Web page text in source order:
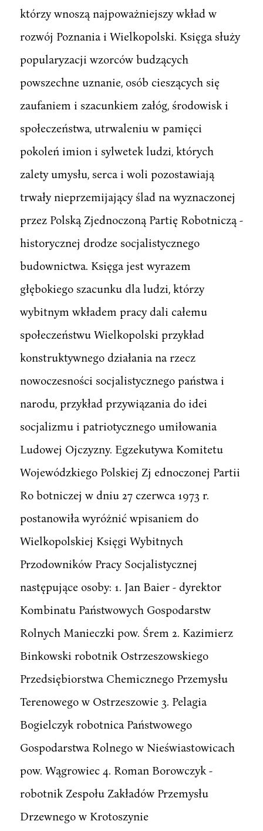
którzy wnoszą najpoważniejszy wkład w
rozwój Poznania i Wielkopolski. Księga służy
popularyzacji wzorców budzących
powszechne uznanie, osób cieszących się
zaufaniem i szacunkiem załóg, środowisk i
społeczeństwa, utrwaleniu w pamięci
pokoleń imion i sylwetek ludzi, których
zalety umysłu, serca i woli pozostawiają
trwały nieprzemijający ślad na wyznaczonej
przez Polską Zjednoczoną Partię Robotniczą -
historycznej drodze socjalistycznego
budownictwa. Księga jest wyrazem
głębokiego szacunku dla ludzi, którzy
wybitnym wkładem pracy dali całemu
społeczeństwu Wielkopolski przykład
konstruktywnego działania na rzecz
nowoczesności socjalistycznego państwa i
narodu, przykład przywiązania do idei
socjalizmu i patriotycznego umiłowania
Ludowej Ojczyzny. Egzekutywa Komitetu
Wojewódzkiego Polskiej Zj ednoczonej Partii
Ro botniczej w dniu 27 czerwca 1973 r.
postanowiła wyróżnić wpisaniem do
Wielkopolskiej Księgi Wybitnych
Przodowników Pracy Socjalistycznej
następujące osoby: 1. Jan Baier - dyrektor
Kombinatu Państwowych Gospodarstw
Rolnych Manieczki pow. Śrem 2. Kazimierz
Binkowski robotnik Ostrzeszowskiego
Przedsiębiorstwa Chemicznego Przemysłu
Terenowego w Ostrzeszowie 3. Pelagia
Bogielczyk robotnica Państwowego
Gospodarstwa Rolnego w Nieświastowicach
pow. Wągrowiec 4. Roman Borowczyk -
robotnik Zespołu Zakładów Przemysłu
Drzewnego w Krotoszynie